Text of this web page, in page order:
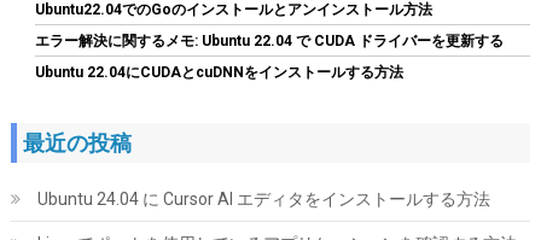
玄人志向 電源ユニット 650W ATX 電源 80 PLUS ブロンズ PC電源
(54012) GBP 24.00
詳細はこ
Ubuntu22.04でのGoのインストールとアンインストール方法
エラー解決に関するメモ: Ubuntu 22.04 で CUDA ドライバーを更新する
Ubuntu 22.04にCUDAとcuDNNをインストールする方法
最近の投稿
Ubuntu 24.04 に Cursor AI エディタをインストールする方法